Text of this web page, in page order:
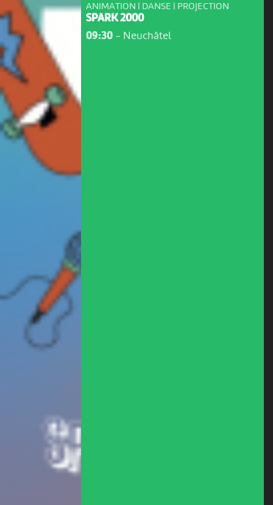
ANIMATION | DANSE | PROJECTION
SPARK 2000
09:30- Neuchâtel